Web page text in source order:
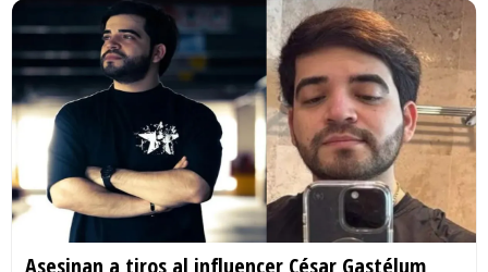
Asesinan a tiros al influencer César Gastélum